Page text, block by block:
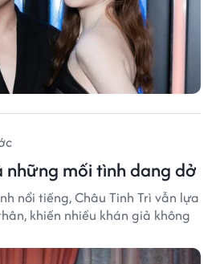
những mối tình dang dở
nổi tiếng, Châu Tinh Trì vẫn lựa
khiến nhiều khán giả không